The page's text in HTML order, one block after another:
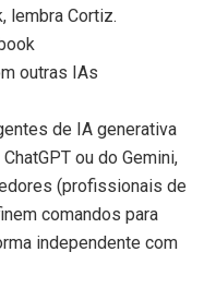
lembra Cortiz.
outras IAs
de IA generativa
ou do Gemini,
(profissionais de
comandos para
independente com